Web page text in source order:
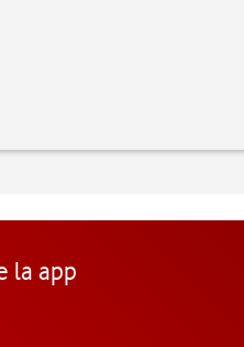
la app